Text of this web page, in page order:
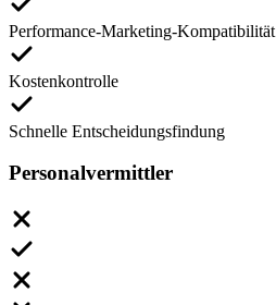
Performance-Marketing-Kompatibilität
Kostenkontrolle
Schnelle Entscheidungsfindung
Personalvermittler